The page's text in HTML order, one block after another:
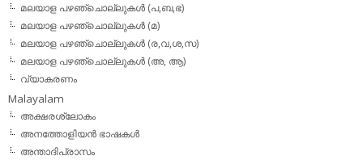
മലയാള പഴഞ്ചൊല്ലുകള്‍ (പ,ബ,ഭ)
മലയാള പഴഞ്ചൊല്ലുകള്‍ (മ)
മലയാള പഴഞ്ചൊല്ലുകള്‍ (ര,വ,ശ,സ)
മലയാള പഴഞ്ചൊല്ലുകൾ (അ, ആ)
വ്യാകരണം
Malayalam
അക്ഷരശ്ലോകം
അനത്തോളിയന്‍ ഭാഷകള്‍
അന്താദിപ്രാസം